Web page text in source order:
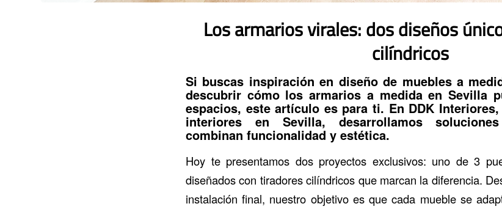
Los armarios virales: dos diseños
cilíndricos
Si buscas inspiración en diseño de muebles a
descubrir cómo losarmarios a medida en Sevilla
espacios, este artículo es para ti. En DDK Interiores
interiores en Sevilla, desarrollamos
combinan funcionalidad y estética.
Hoy te presentamos dos proyectos exclusivos: uno de 3
diseñados con tiradores cilíndricos que marcan la diferencia.
instalación final, nuestro objetivo es que cada mueble se